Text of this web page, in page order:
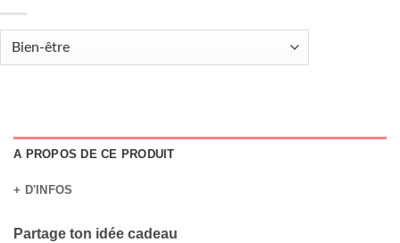
A PROPOS DE CE PRODUIT
+ D'INFOS
Partage ton idée cadeau